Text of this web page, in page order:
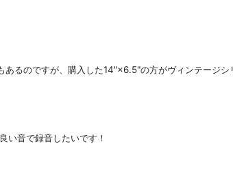
るのですが、購入した14"×6.5"の方がヴィンテージシ
い音で録音したいです！